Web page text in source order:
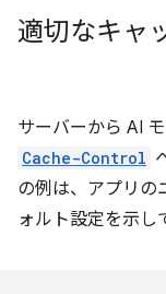
適切なキャ
サーバーから AI
Cache-Control
の例は、アプリの
ォルト設定を示し